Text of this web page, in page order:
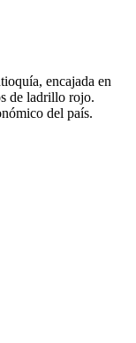
encajada en
de ladrillo rojo.
del país.